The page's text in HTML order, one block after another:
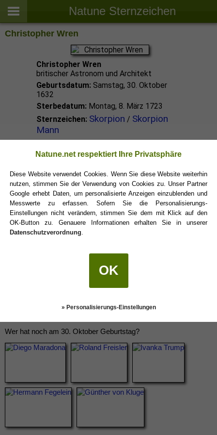
Natune Sternzeichen
Christopher Wren
Christopher Wren
britischer Astronom und Architekt
Geburtsdatum: Samstag, 30. Oktober
1632
Sterbedatum: Montag, 8. März 1723
Sternzeichen: Skorpion / Skorpion
Mann
Skorpion Promis
Skorpion Sternzeichen
Wer hat noch am 30. Oktober Geburtstag?
Natune.net respektiert Ihre Privatsphäre
Diese Website verwendet Cookies. Wenn Sie diese Website weiterhin
nutzen, stimmen Sie der Verwendung von Cookies zu. Unser Partner
Google erhebt Daten, um personalisierte Anzeigen einzublenden und
Messwerte zu erfassen. Sofern Sie die Personalisierungs-
Einstellungen nicht verändern, stimmen Sie dem mit Klick auf den
OK-Button zu. Genauere Informationen erhalten Sie in unserer
Datenschutzverordnung
OK
» Personalisierungs-Einstellungen